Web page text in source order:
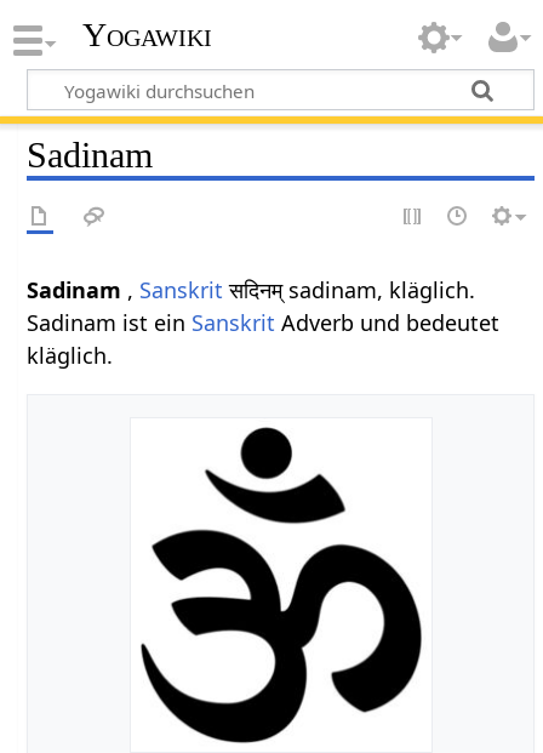
Yogawiki
Sadinam
Sadinam , Sanskrit सदिनम् sadinam, kläglich.
Sadinam ist ein Sanskrit Adverb und bedeutet
kläglich.